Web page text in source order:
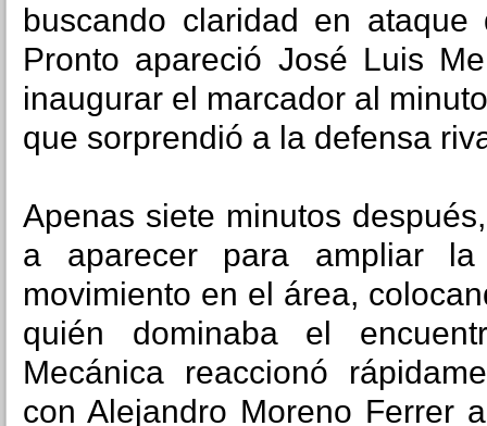
buscando claridad en
Pronto apareció José Luis
inaugurar el marcador al
que sorprendió a la defensa
Apenas siete minutos
a aparecer para ampliar
movimiento en el área,
quién dominaba el
Mecánica reaccionó
con Alejandro Moreno Ferrer